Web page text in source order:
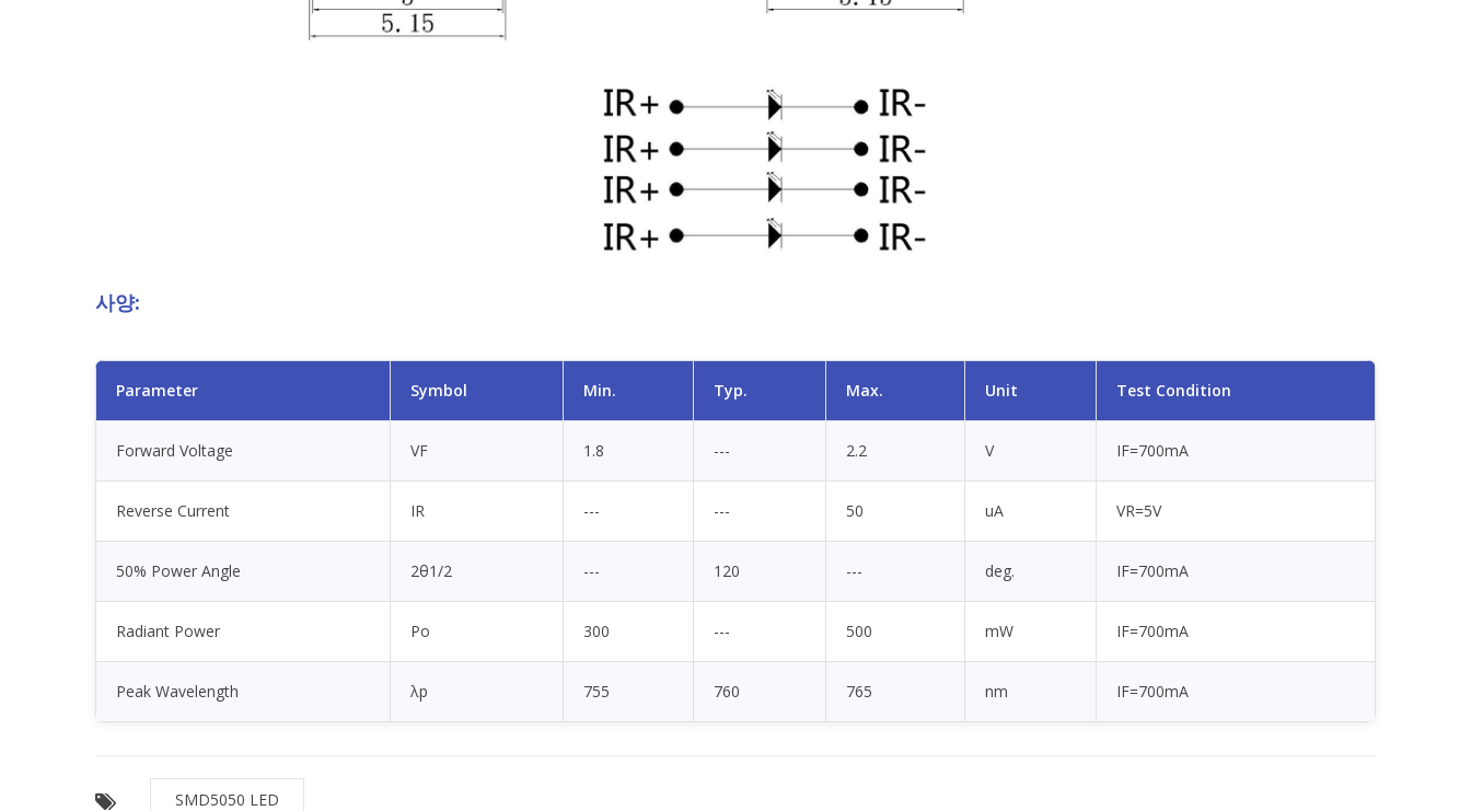
사양:
Parameter Symbol Min. Typ. Max. Unit Test Condition
Forward Voltage VF 1.8 --- 2.2 V IF=700mA
Reverse Current IR --- --- 50 uA VR=5V
50% Power Angle 2θ1/2 --- 120 --- deg. IF=700mA
Radiant Power Po 300 --- 500 mW IF=700mA
Peak Wavelength λp 755 760 765 nm IF=700mA
SMD5050 LED